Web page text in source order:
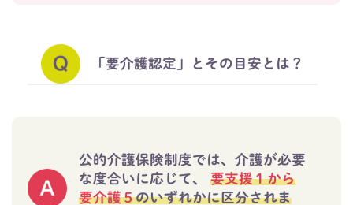
「要介護認定」とその目安とは？
公的介護保険制度では、介護が必要
な度合いに応じて、要支援１から
要介護５のいずれかに区分されま